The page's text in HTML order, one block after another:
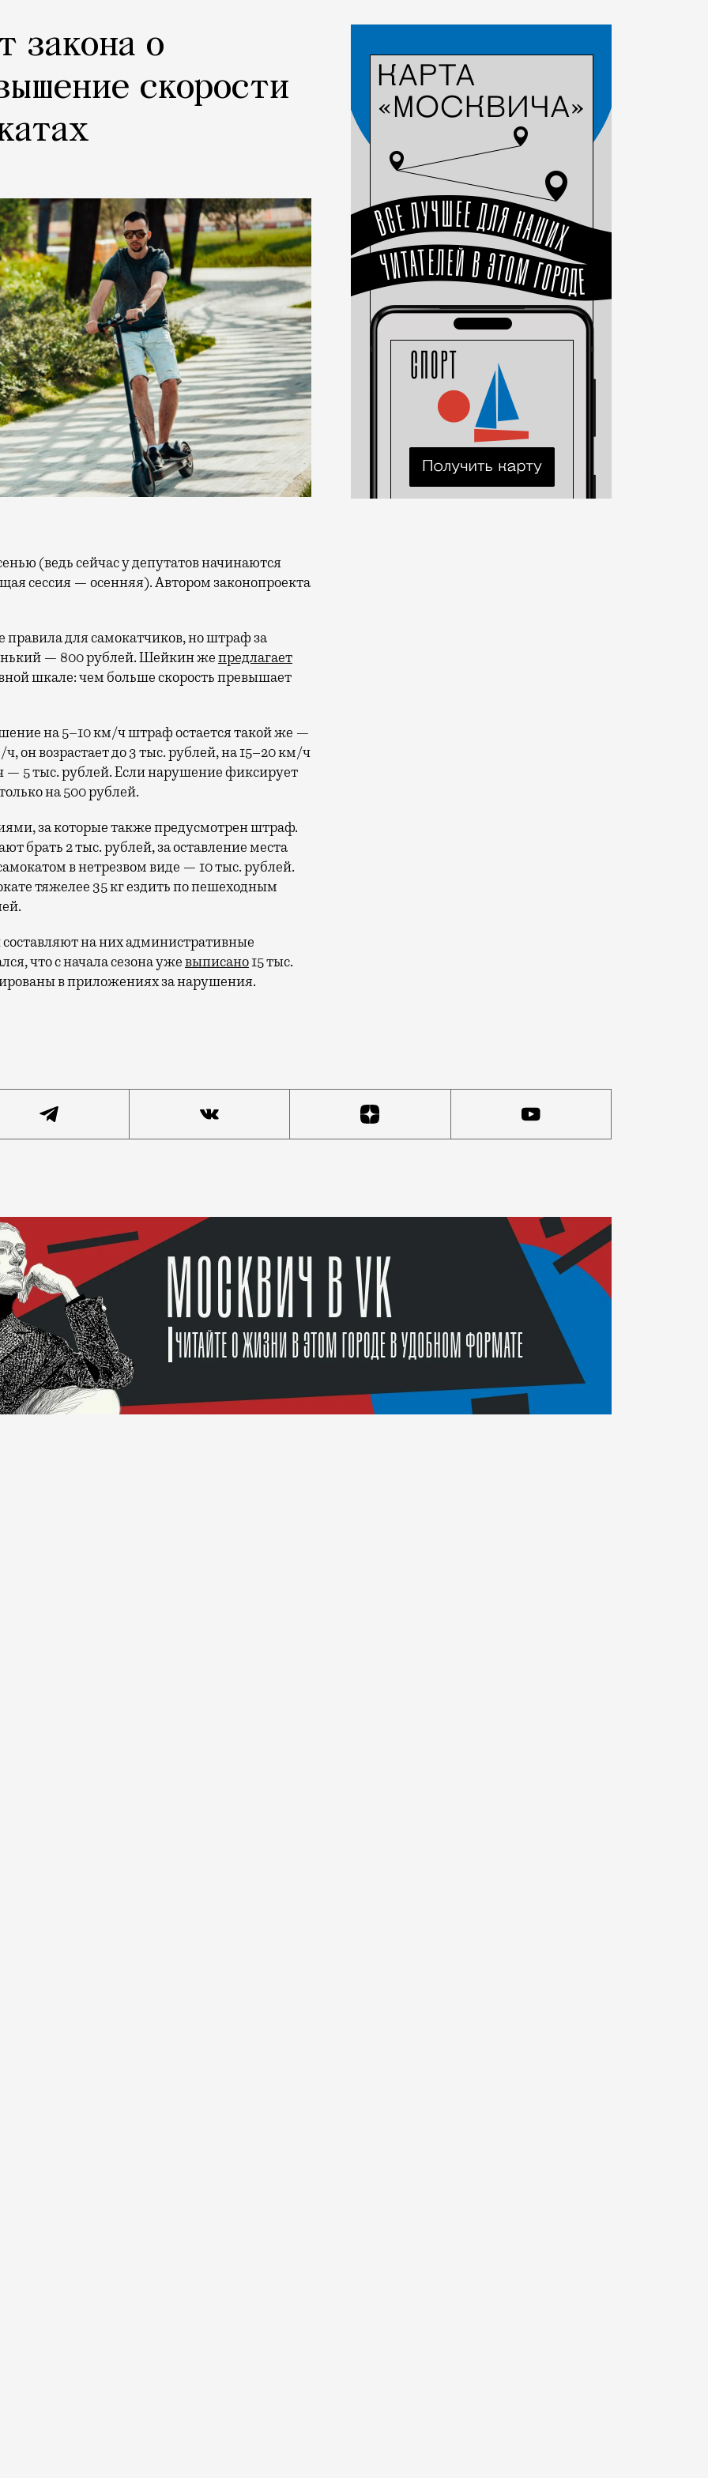
закона о
скорости
сессия — осенняя). Автором законопроекта
правила для самокатчиков, но штраф за
— 800 рублей. Шейкин жепредлагает
шкале: чем больше скорость превышает
на 5–10 км/ч штраф остается такой же —
он возрастает до 3 тыс. рублей, на 15–20 км/ч
— 5 тыс. рублей. Если нарушение фиксирует
на 500 рублей.
за которые также предусмотрен штраф.
брать 2 тыс. рублей, за оставление места
в нетрезвом виде — 10 тыс. рублей.
тяжелее 35 кг ездить по пешеходным
на них административные
что с начала сезона ужевыписано15 тыс.
в приложениях за нарушения.